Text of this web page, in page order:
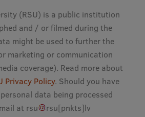
partneri
(RSU) is a public institution
and / or filmed during the
might be used to further the
marketing or communication
coverage). Read more about
Privacy Policy. Should you have
data being processed
at rsu rsu[pnkts]lv